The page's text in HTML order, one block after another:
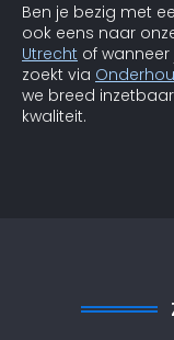
Ben je bezig met
ook eens naar
Utrecht of
zoekt via
we breed
kwaliteit.